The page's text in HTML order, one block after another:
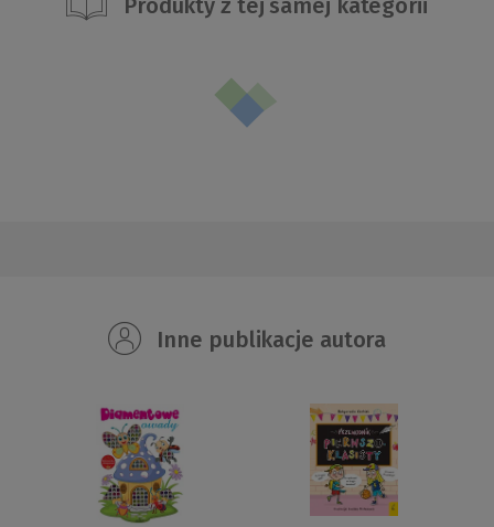
Produkty z tej samej kategorii
Inne publikacje autora